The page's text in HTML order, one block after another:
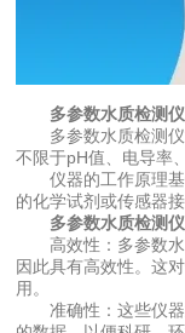
多参数水质检测
多参数水质检测
不限于pH值、电导率
仪器的工作原理
的化学试剂或传感器
多参数水质检测
高效性：多参数
因此具有高效性。这
用。
准确性：这些仪